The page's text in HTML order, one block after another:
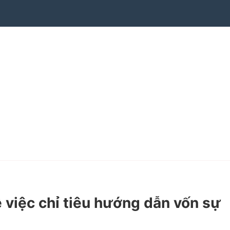
việc chỉ tiêu hướng dẫn vốn sự